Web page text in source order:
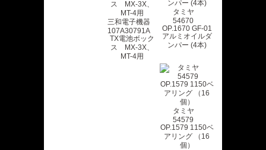
三和電子機器
107A30791A
TX電池ボック
ス MX-3X、
MT-4用
タミヤ
54670
OP.1670 GF-01
アルミオイルダ
ンパー (4本)
タミヤ
54579
OP.1579 1150ベ
アリング （16
個）